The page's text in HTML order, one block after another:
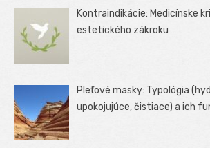
Kontraindikácie: Medicínske
estetického zákroku
Pleťové masky: Typológia
upokojujúce, čistiace) a ich